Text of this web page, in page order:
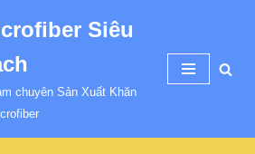
Siêu
chuyên Sản Xuất Khăn